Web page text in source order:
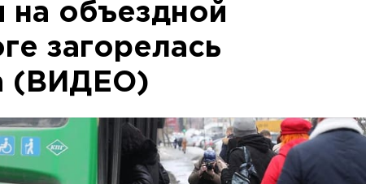
на объездной
загорелась
(ВИДЕО)